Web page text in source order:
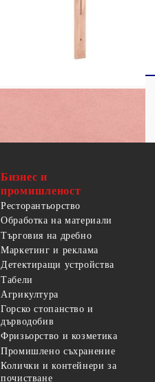
Бизнес и
промишленост
Ресторантьорство
Обработка на материали
Търговия на дребно
Маркетинг и реклама
Детектиращи устройства
Табели
Агрикултура
Горско стопанство и
дърводобив
Фризьорство и козметика
Промишлено съхранение
Колички и контейнери за
почистване